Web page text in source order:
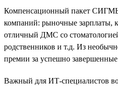
Компенсационный пакет
компаний: рыночные зарплаты,
отличный ДМС со
родственников и т.д. Из
премии за успешно
Важный для ИТ-специалистов